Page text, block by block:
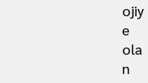
ojiy
e
ola
n